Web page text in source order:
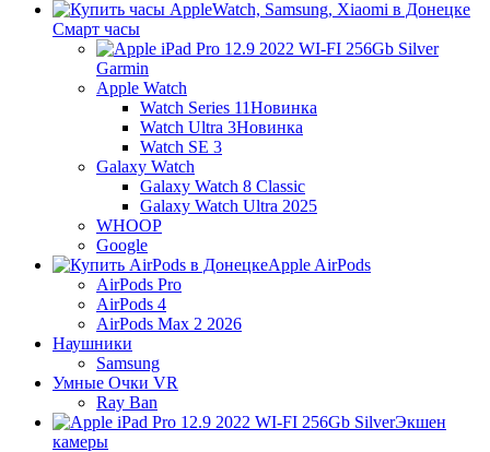
Смарт часы
Garmin
Apple Watch
Watch Series 11Новинка
Watch Ultra 3Новинка
Watch SE 3
Galaxy Watch
Galaxy Watch 8 Classic
Galaxy Watch Ultra 2025
WHOOP
Google
Apple AirPods
AirPods Pro
AirPods 4
AirPods Max 2 2026
Наушники
Samsung
Умные Очки VR
Ray Ban
Экшен
камеры